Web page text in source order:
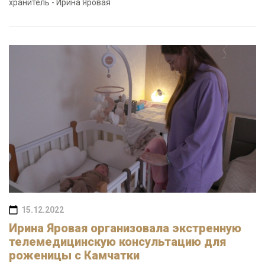
хранитель - Ирина Яровая
15.12.2022
Ирина Яровая организовала экстренную
телемедицинскую консультацию для
роженицы с Камчатки